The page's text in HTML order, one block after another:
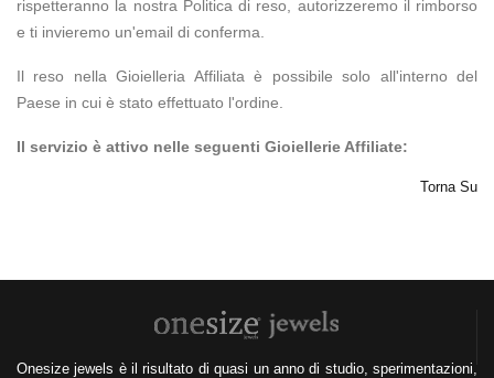
rispetteranno la nostra Politica di reso, autorizzeremo il rimborso
e ti invieremo un'email di conferma.
Il reso nella Gioielleria Affiliata è possibile solo all'interno del
Paese in cui è stato effettuato l'ordine.
Il servizio è attivo nelle seguenti Gioiellerie Affiliate:
Torna Su
Onesize jewels è il risultato di quasi un anno di studio, sperimentazioni,